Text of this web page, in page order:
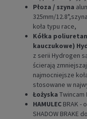
Płoza / szyna
325mm/
koła typu race,
Kółka
kauczukowe)
z serii Hydrogen
ścierają
najmocniejsze
stosowane w
Łożyska Twincam
HAMULEC BRAK -
SHADOW BRAKE